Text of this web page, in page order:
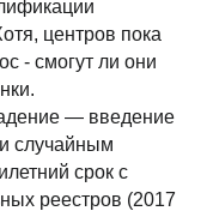
центров пока
- смогут ли они
— введение
случайным
срок с
реестров (2017